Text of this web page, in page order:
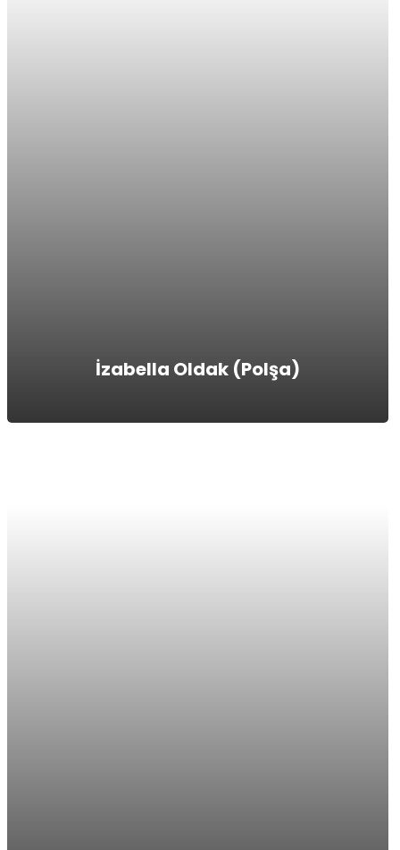
İzabella Oldak (Polşa)